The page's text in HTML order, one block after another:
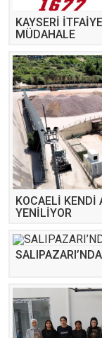
KAYSERİ
MÜDAHALE
KOCAELİ KENDİ
YENİLİYOR